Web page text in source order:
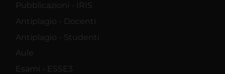
Pubblicazioni - IRIS
Antiplagio - Docenti
Antiplagio - Studenti
Aule
Esami - ESSE3